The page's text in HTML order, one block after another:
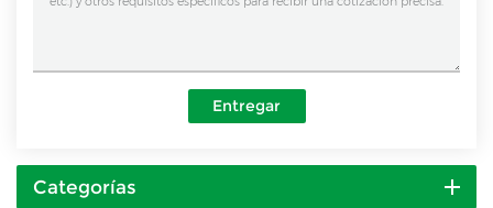
Entregar
Categorías